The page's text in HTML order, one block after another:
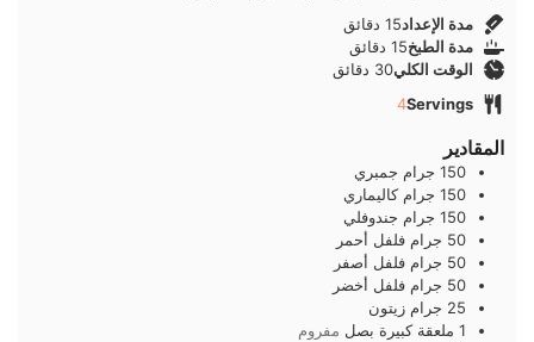
مدة الإعداد15دقائق
دقائق
مدة الطبخ15دقائق
دقائق
الوقت الكلي30 دقائق
دقائق
Servings
4
المقادير
150 جرام جمبري
150 جرام كاليماري
150 جرام جندوفلي
50 جرام فلفل أحمر
50 جرام فلفل أصفر
50 جرام فلفل أخضر
25 جرام زيتون
1 ملعقة كبيرة بصل مفروم